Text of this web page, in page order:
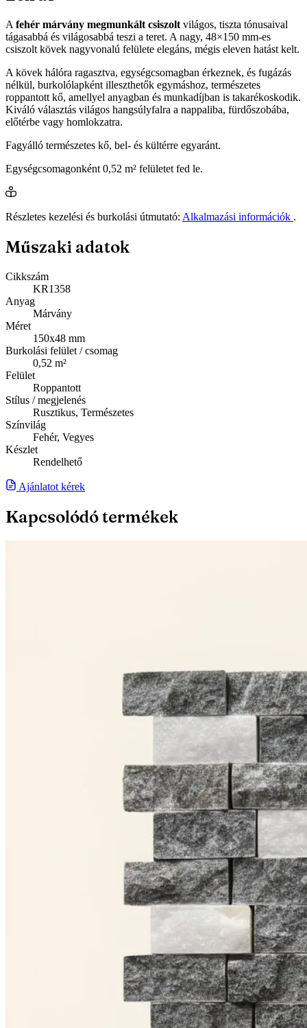
A fehér márvány megmunkált csiszolt világos, tiszta tónusaival
tágasabbá és világosabbá teszi a teret. A nagy, 48×150 mm-es
csiszolt kövek nagyvonalú felülete elegáns, mégis eleven hatást kelt.
A kövek hálóra ragasztva, egységcsomagban érkeznek, és fugázás
nélkül, burkolólapként illeszthetők egymáshoz, természetes
roppantott kő, amellyel anyagban és munkadíjban is takarékoskodik.
Kiváló választás világos hangsúlyfalra a nappaliba, fürdőszobába,
előtérbe vagy homlokzatra.
Fagyálló természetes kő, bel- és kültérre egyaránt.
Egységcsomagonként 0,52 m² felületet fed le.
Részletes kezelési és burkolási útmutató: Alkalmazási információk .
Műszaki adatok
Cikkszám
KR1358
Anyag
Márvány
Méret
150x48 mm
Burkolási felület / csomag
0,52 m²
Felület
Roppantott
Stílus / megjelenés
Rusztikus, Természetes
Színvilág
Fehér, Vegyes
Készlet
Rendelhető
Ajánlatot kérek
Kapcsolódó termékek